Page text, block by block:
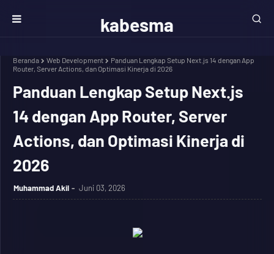
kabesma
Beranda Web Development
Panduan Lengkap Setup Next.js 14 dengan App
Router, Server Actions, dan Optimasi Kinerja di 2026
Panduan Lengkap Setup Next.js
14 dengan App Router, Server
Actions, dan Optimasi Kinerja di
2026
Muhammad Akil Juni 03, 2026